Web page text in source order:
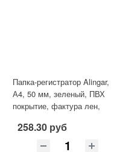
Папка-регистратор Alingar,
А4, 50 мм, зеленый, ПВХ
покрытие, фактура лен,
258.30 руб